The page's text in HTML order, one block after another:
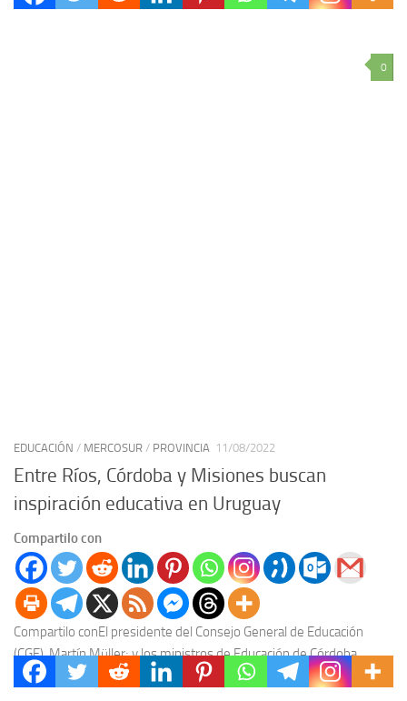
0
EDUCACIÓN / MERCOSUR / PROVINCIA 11/08/2022
Entre Ríos, Córdoba y Misiones buscan
inspiración educativa en Uruguay
Compartilo con
Compartilo conEl presidente del Consejo General de Educación
(CGE), Martín Müller; y los ministros de Educación de Córdoba,
Walter Grahovac; y de Misiones, Miguel Sedoff,...